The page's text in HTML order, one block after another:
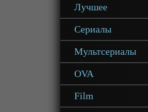
Лучшее
Сериалы
Мультсериалы
OVA
Film